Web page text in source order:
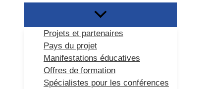
Projets et partenaires
Pays du projet
Manifestations éducatives
Offres de formation
Spécialistes pour les conférences